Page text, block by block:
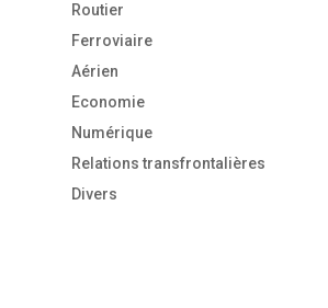
Routier
Ferroviaire
Aérien
Economie
Numérique
Relations transfrontalières
Divers